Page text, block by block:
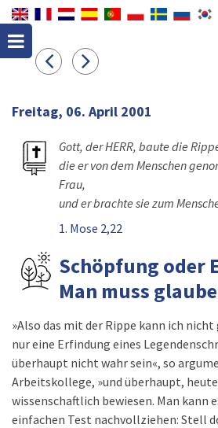
Freitag, 06. April 2001
Gott, der HERR, baute die
die er von dem Menschen
Frau,
und er brachte sie zum
1. Mose 2,22
Schöpfung oder
Man muss
»Also das mit der Rippe kann ich
nur eine Erfindung eines
überhaupt nicht wahr sein«, so
Arbeitskollege, »und überhaupt,
wissenschaftlich bewiesen. Man kann
einfachen Test nachvollziehen: Stell